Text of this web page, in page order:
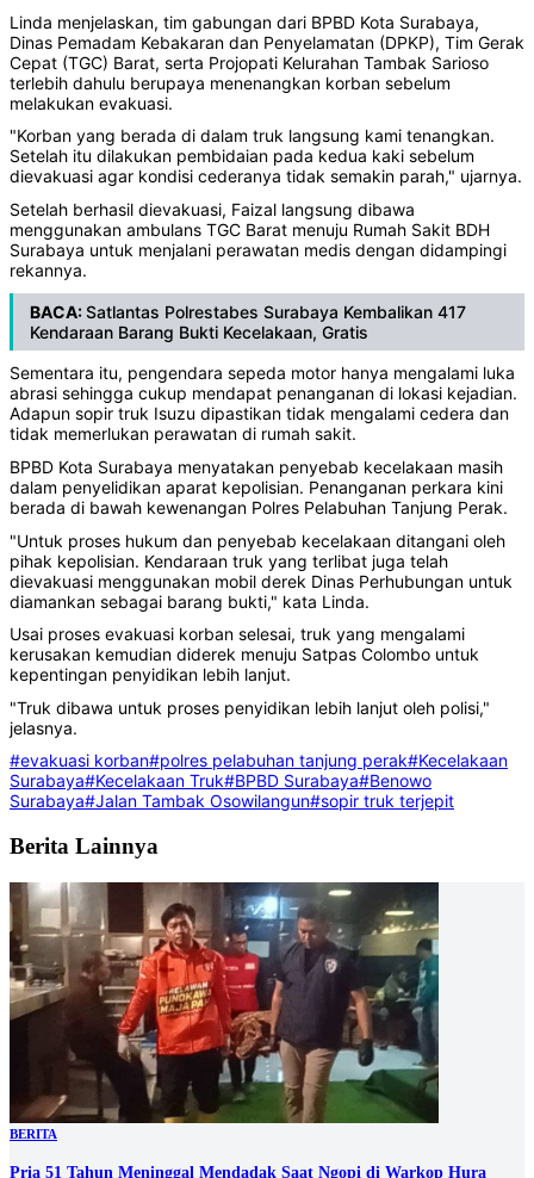
Linda menjelaskan, tim gabungan dari BPBD Kota Surabaya,
Dinas Pemadam Kebakaran dan Penyelamatan (DPKP), Tim Gerak
Cepat (TGC) Barat, serta Projopati Kelurahan Tambak Sarioso
terlebih dahulu berupaya menenangkan korban sebelum
melakukan evakuasi.
"Korban yang berada di dalam truk langsung kami tenangkan.
Setelah itu dilakukan pembidaian pada kedua kaki sebelum
dievakuasi agar kondisi cederanya tidak semakin parah," ujarnya.
Setelah berhasil dievakuasi, Faizal langsung dibawa
menggunakan ambulans TGC Barat menuju Rumah Sakit BDH
Surabaya untuk menjalani perawatan medis dengan didampingi
rekannya.
BACA:Satlantas Polrestabes Surabaya Kembalikan 417
Kendaraan Barang Bukti Kecelakaan, Gratis
Sementara itu, pengendara sepeda motor hanya mengalami luka
abrasi sehingga cukup mendapat penanganan di lokasi kejadian.
Adapun sopir truk Isuzu dipastikan tidak mengalami cedera dan
tidak memerlukan perawatan di rumah sakit.
BPBD Kota Surabaya menyatakan penyebab kecelakaan masih
dalam penyelidikan aparat kepolisian. Penanganan perkara kini
berada di bawah kewenangan Polres Pelabuhan Tanjung Perak.
"Untuk proses hukum dan penyebab kecelakaan ditangani oleh
pihak kepolisian. Kendaraan truk yang terlibat juga telah
dievakuasi menggunakan mobil derek Dinas Perhubungan untuk
diamankan sebagai barang bukti," kata Linda.
Usai proses evakuasi korban selesai, truk yang mengalami
kerusakan kemudian diderek menuju Satpas Colombo untuk
kepentingan penyidikan lebih lanjut.
"Truk dibawa untuk proses penyidikan lebih lanjut oleh polisi,"
jelasnya.
#evakuasi korban#polres pelabuhan tanjung perak#Kecelakaan
Surabaya#Kecelakaan Truk#BPBD Surabaya#Benowo
Surabaya#Jalan Tambak Osowilangun#sopir truk terjepit
Berita Lainnya
BERITA
Pria 51 Tahun Meninggal Mendadak Saat Ngopi di Warkop Hura